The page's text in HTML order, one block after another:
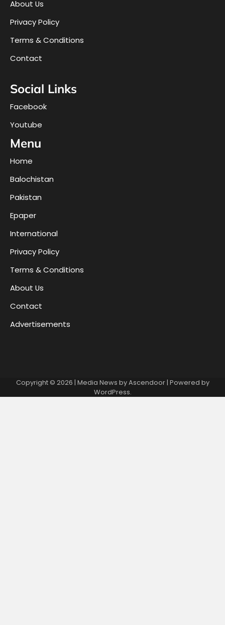
About Us
Privacy Policy
Terms & Conditions
Contact
Social Links
Facebook
Youtube
Menu
Home
Balochistan
Pakistan
Epaper
International
Privacy Policy
Terms & Conditions
About Us
Contact
Advertisements
Copyright © 2026 | Media News byAscendoor| Powered by
WordPress.